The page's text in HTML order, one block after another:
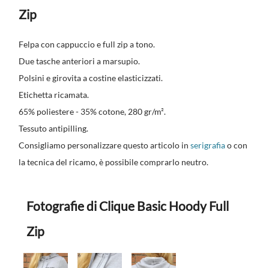
Zip
Felpa con cappuccio e full zip a tono.
Due tasche anteriori a marsupio.
Polsini e girovita a costine elasticizzati.
Etichetta ricamata.
65% poliestere - 35% cotone, 280 gr/m².
Tessuto antipilling.
Consigliamo personalizzare questo articolo inserigrafiao con
la tecnica del ricamo, è possibile comprarlo neutro.
Fotografie di Clique Basic Hoody Full
Zip